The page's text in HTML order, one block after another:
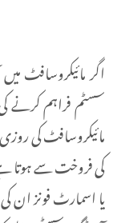
اگر مائیکروسافٹ
سسٹم فراہم کرنے کی
مائیکروسافٹ کی
کی فروخت سے ہوتا
یا اسمارٹ فونز ان